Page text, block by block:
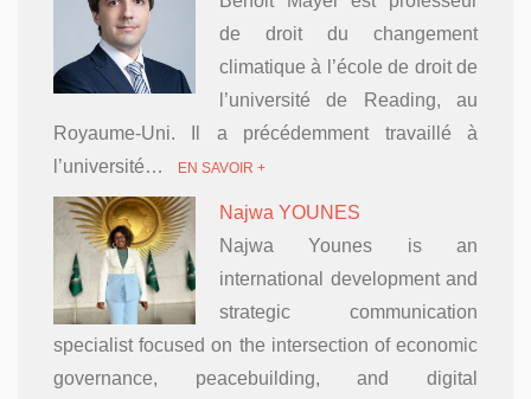
de droit du changement
climatique à l’école de droit de
l’université de Reading, au
Royaume-Uni. Il a précédemment travaillé à
l’université…
EN SAVOIR +
Najwa YOUNES
Najwa Younes is an
international development and
strategic communication
specialist focused on the intersection of economic
governance, peacebuilding, and digital